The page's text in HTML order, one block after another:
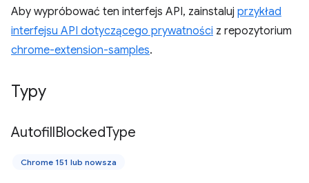
Aby wypróbować ten interfejs API, zainstaluj przykład
interfejsu API dotyczącego prywatności z repozytorium
chrome-extension-samples.
Typy
AutofillBlockedType
Chrome 151 lub nowsza